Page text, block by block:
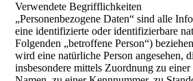
Verwendete Begrifflichkeiten
„Personenbezogene Daten“ sind alle
eine identifizierte oder identifizierbare
Folgenden „betroffene Person“)
wird eine natürliche Person angesehen,
insbesondere mittels Zuordnung zu